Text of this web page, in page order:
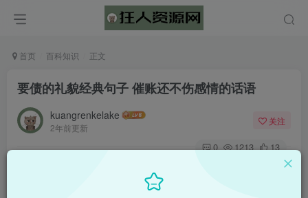
首页 百科知识 正文
要债的礼貌经典句子 催账还不伤感情的话语
kuangrenkelake
2年前更新
关注
0 1213 13